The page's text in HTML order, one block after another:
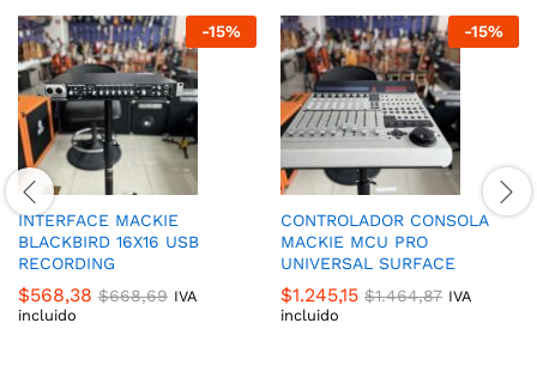
-15%
INTERFACE MACKIE
BLACKBIRD 16X16 USB
RECORDING
$568,38 $668,69 IVA
incluido
-15%
CONTROLADOR CONSOLA
MACKIE MCU PRO
UNIVERSAL SURFACE
$1.245,15 $1.464,87 IVA
incluido